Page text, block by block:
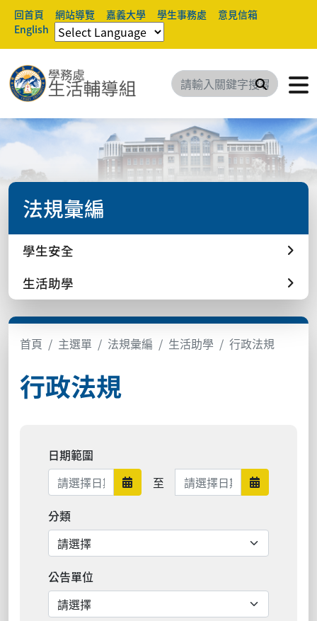
回首頁 網站導覽 嘉義大學 學生事務處
意見信箱
English
搜尋
法規彙編
學生安全
生活助學
首頁 主選單 法規彙編 生活助學 行政法規
行政法規
日期範圍
日期範圍開始
至 日期範圍結束 日期範圍
分類
公告單位